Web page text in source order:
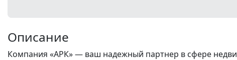
Описание
Компания «АРК» — ваш надежный партнер в сфере